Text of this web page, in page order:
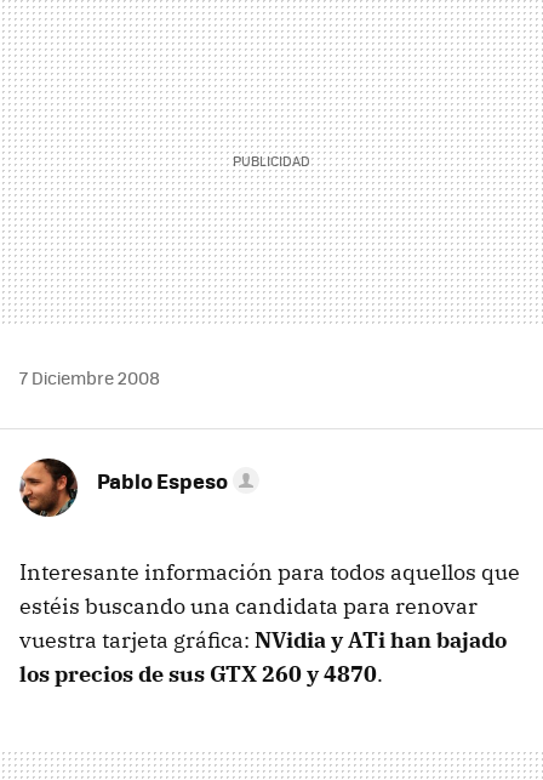
MAIL
7 Diciembre 2008
Pablo Espeso
Interesante información para todos aquellos que
estéis buscando una candidata para renovar
vuestra tarjeta gráfica: NVidia y ATi han bajado
los precios de sus GTX260 y 4870.